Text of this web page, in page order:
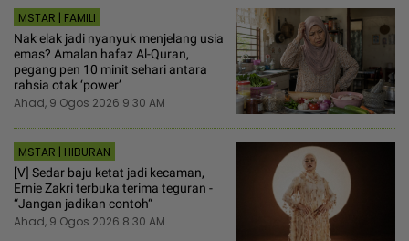
MSTAR | FAMILI
Nak elak jadi nyanyuk menjelang usia
emas? Amalan hafaz Al-Quran,
pegang pen 10 minit sehari antara
rahsia otak ‘power’
Ahad, 9 Ogos 2026 9:30 AM
MSTAR | HIBURAN
[V] Sedar baju ketat jadi kecaman,
Ernie Zakri terbuka terima teguran -
“Jangan jadikan contoh“
Ahad, 9 Ogos 2026 8:30 AM